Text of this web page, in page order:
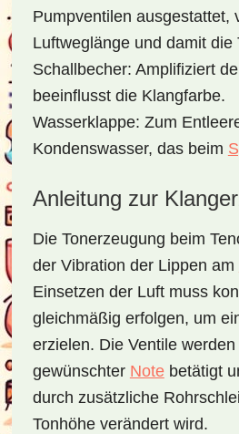
Pumpventilen ausgestattet,
Luftweglänge und damit die
Schallbecher: Amplifiziert
beeinflusst die Klangfarbe.
Wasserklappe: Zum
Kondenswasser, das beim
Anleitung zur
Die Tonerzeugung beim
der Vibration der Lippen am
Einsetzen der Luft muss
gleichmäßig erfolgen, um
erzielen. Die Ventile werden
gewünschter Notebetätigt
durch zusätzliche
Tonhöhe verändert wird.